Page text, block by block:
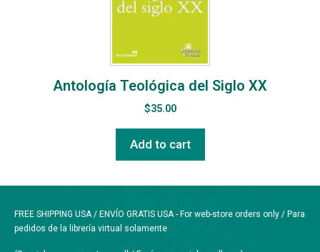
Antología Teológica del Siglo XX
$35.00
Add to cart
FREE SHIPPING USA / ENVÍO GRATIS USA - For web-store orders only / Para
pedidos de la librería virtual solamente